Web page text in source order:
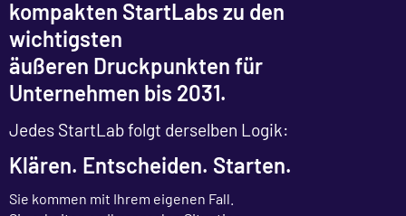
kompakten StartLabs zu den
wichtigsten
äußeren Druckpunkten für
Unternehmen bis 2031.
Jedes StartLab folgt derselben Logik:
Klären. Entscheiden. Starten.
Sie kommen mit Ihrem eigenen Fall.